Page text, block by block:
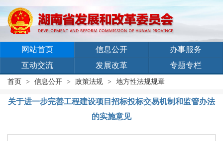
网站首页 信息公开
办事服务
互动交流
发展改革 专题专栏
首页 > 信息公开 > 政策法规 > 地方性法规规章
关于进一步完善工程建设项目招标投标交易机制和监管办法
的实施意见